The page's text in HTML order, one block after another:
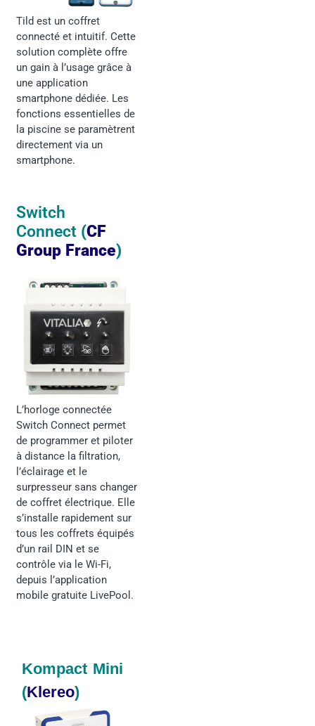
Tild est un coffret
connecté et intuitif. Cette
solution complète offre
un gain à l’usage grâce à
une application
smartphone dédiée. Les
fonctions essentielles de
la piscine se paramètrent
directement via un
smartphone.
Switch
Connect (CF
Group France)
L’horloge connectée
Switch Connect permet
de programmer et piloter
à distance la filtration,
l’éclairage et le
surpresseur sans changer
de coffret électrique. Elle
s’installe rapidement sur
tous les coffrets équipés
d’un rail DIN et se
contrôle via le Wi-Fi,
depuis l’application
mobile gratuite LivePool.
Kompact Mini
(Klereo)